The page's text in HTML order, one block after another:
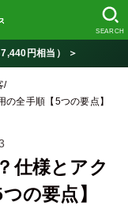
SEARCH
円相当） ＞
の全手順【5つの要点】
仕様とアク
の要点】